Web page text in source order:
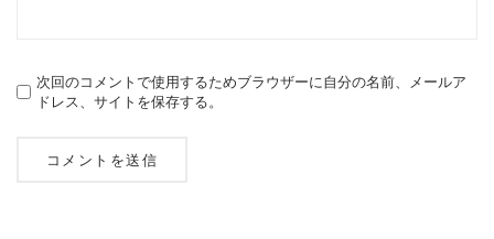
次回のコメントで使用するためブラウザーに自分の名前、メールア
ドレス、サイトを保存する。